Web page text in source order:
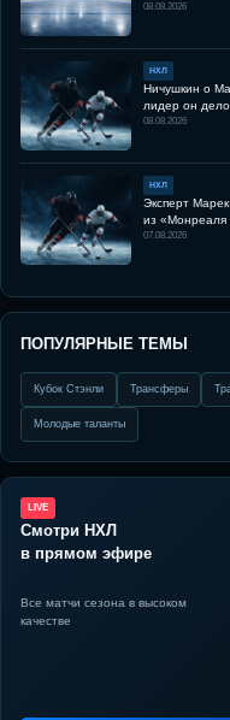
08.08.2026
НХЛ
Ничушкин о
лидер он
08.08.2026
НХЛ
Эксперт
из «Монреаля
07.08.2026
ПОПУЛЯРНЫЕ ТЕМЫ
Кубок Стэнли Трансферы
Молодые таланты
LIVE
Смотри НХЛ
в прямом эфире
Все матчи сезона в высоком
качестве